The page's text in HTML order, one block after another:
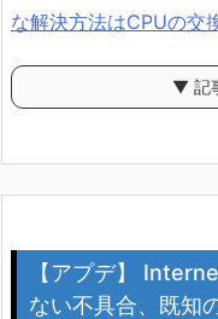
な解決方法はCPUの交
▼ 記
【アプデ】
ない不具合、既知